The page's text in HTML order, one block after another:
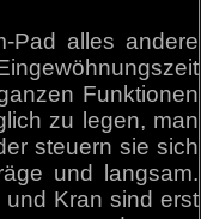
Pad alles andere
Funktionen
zu legen, man
steuern sie sich
und langsam.
Kran sind erst